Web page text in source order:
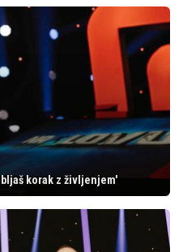
korak z življenjem'